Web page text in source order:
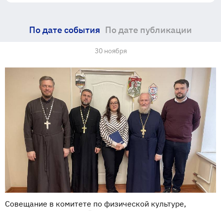
По дате события По дате публикации
30 ноября
Совещание в комитете по физической культуре,